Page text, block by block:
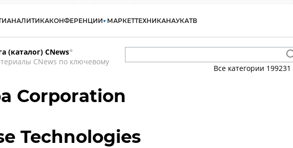
АНАЛИТИКАКОНФЕРЕНЦИИ МАРКЕТТЕХНИКАНАУКАТВ
(каталог) CNews*
CNews по ключевому
Все категории 199231
Corporation
Technologies